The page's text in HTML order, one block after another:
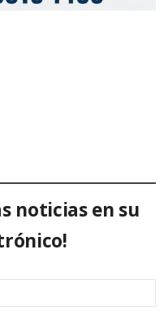
noticias en su